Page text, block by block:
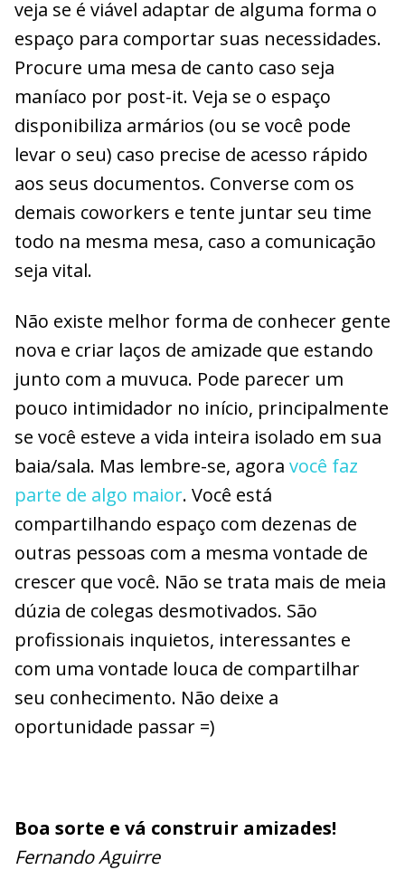
veja se é viável adaptar de alguma forma o
espaço para comportar suas necessidades.
Procure uma mesa de canto caso seja
maníaco por post-it. Veja se o espaço
disponibiliza armários (ou se você pode
levar o seu) caso precise de acesso rápido
aos seus documentos. Converse com os
demais coworkers e tente juntar seu time
todo na mesma mesa, caso a comunicação
seja vital.
Não existe melhor forma de conhecer gente
nova e criar laços de amizade que estando
junto com a muvuca. Pode parecer um
pouco intimidador no início, principalmente
se você esteve a vida inteira isolado em sua
baia/sala. Mas lembre-se, agora você faz
parte de algo maior. Você está
compartilhando espaço com dezenas de
outras pessoas com a mesma vontade de
crescer que você. Não se trata mais de meia
dúzia de colegas desmotivados. São
profissionais inquietos, interessantes e
com uma vontade louca de compartilhar
seu conhecimento. Não deixe a
oportunidade passar =)
Boa sorte e vá construir amizades!
Fernando Aguirre